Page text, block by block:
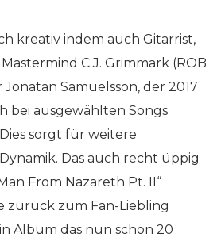
kreativ indem auch Gitarrist,
C.J. Grimmark (ROB
Jonatan Samuelsson, der 2017
bei ausgewählten Songs
sorgt für weitere
Das auch recht üppig
From Nazareth Pt. II“
zurück zum Fan-Liebling
Album das nun schon 20